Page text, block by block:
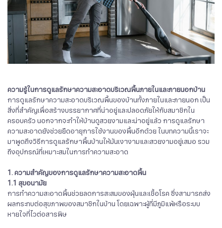
​​​​​​​ความรู้ในการดูแลรักษาความสะอาดบริเวณพื้นภายในและภายนอกบ้าน
การดูแลรักษาความสะอาดบริเวณพื้นของบ้านทั้งภายในและภายนอก เป็น
สิ่งที่สำคัญเพื่อสร้างบรรยากาศที่น่าอยู่และปลอดภัยให้กับสมาชิกใน
ครอบครัว นอกจากจะทำให้บ้านดูสวยงามและน่าอยู่แล้ว การดูแลรักษา
ความสะอาดยังช่วยยืดอายุการใช้งานของพื้นอีกด้วย ในบทความนี้เราจะ
มาพูดถึงวิธีการดูแลรักษาพื้นบ้านให้มันเงางามและสวยงามอยู่เสมอ รวม
ถึงอุปกรณ์ที่เหมาะสมในการทำความสะอาด
1. ความสำคัญของการดูแลรักษาความสะอาดพื้น
1.1 สุขอนามัย
การทำความสะอาดพื้นช่วยลดการสะสมของฝุ่นและเชื้อโรค ซึ่งสามารถส่ง
ผลกระทบต่อสุขภาพของสมาชิกในบ้าน โดยเฉพาะผู้ที่มีภูมิแพ้หรือระบบ
หายใจที่ไวต่อสารพิษ